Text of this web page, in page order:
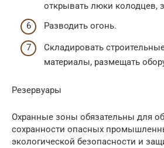
открывать люки колодцев,
Разводить огонь.
Складировать
материалы, размещать
Резервуары
Охранные зоны обязательны для
сохранности опасных
экологической безопасности и